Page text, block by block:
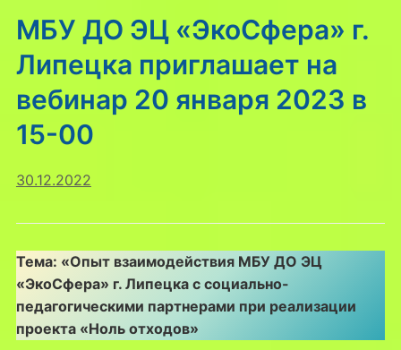
МБУ ДО ЭЦ «ЭкоСфера» г.
Липецка приглашает на
вебинар 20 января 2023 в
15-00
30.12.2022
Тема: «Опыт взаимодействия МБУ ДО ЭЦ
«ЭкоСфера» г. Липецка с социально-
педагогическими партнерами при реализации
проекта «Ноль отходов»